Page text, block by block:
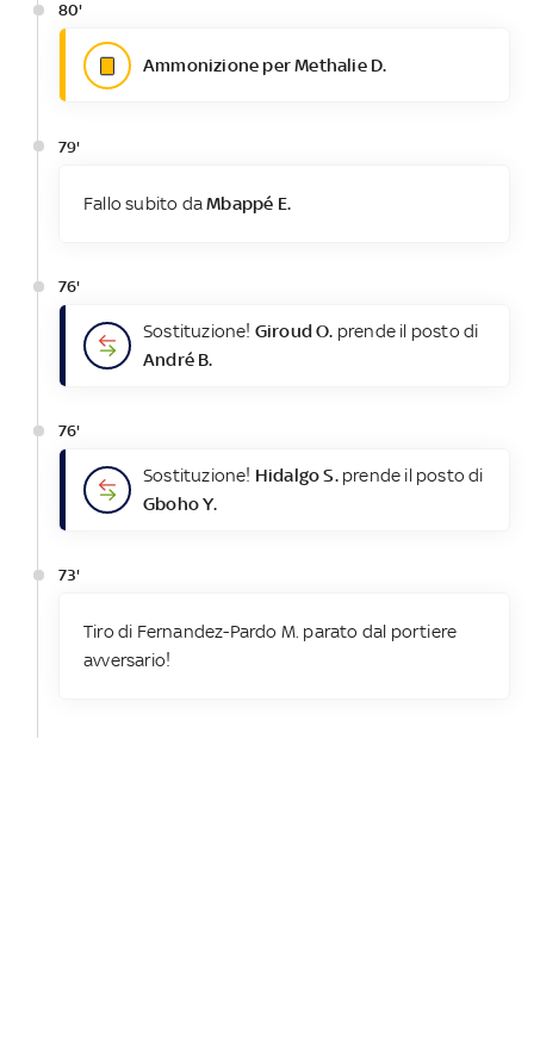
80'
Ammonizione per Methalie D.
79'
Fallo subito daMbappé E.
76'
Sostituzione! Giroud O. prende il posto di
André B.
76'
Sostituzione! Hidalgo S.prende il posto di
Gboho Y.
73'
Tiro di Fernandez-Pardo M. parato dal portiere
avversario!